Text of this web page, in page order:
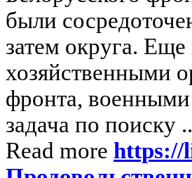
были
затем округа. Еще
хозяйственными
фронта,
задача по поиску
Read more https://